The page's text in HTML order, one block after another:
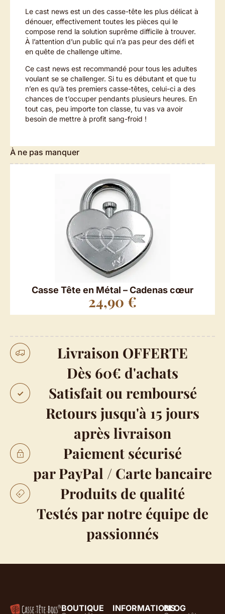
Le cast news est un des casse-tête les plus délicat à
dénouer, effectivement toutes les pièces qui le
compose rend la solution suprême difficile à trouver.
À l’attention d’un public qui n’a pas peur des défi et
en quête de challenge ultime.
Ce cast news est recommandé pour tous les adultes
voulant se se challenger. Si tu es débutant et que tu
n’en es qu’à tes premiers casse-têtes, celui-ci a des
chances de t’occuper pendants plusieurs heures. En
tout cas, peu importe ton classe, tu vas va avoir
besoin de mettre à profit sang-froid !
À ne pas manquer
Casse Tête en Métal – Cadenas cœur
24,90 €
Livraison OFFERTE
Dès 60€ d'achats
Satisfait ou remboursé
Retours jusqu'à 15 jours
après livraison
Paiement sécurisé
par PayPal / Carte bancaire
Produits de qualité
Testés par notre équipe de
passionnés
BOUTIQUE INFORMATIONSBLOG